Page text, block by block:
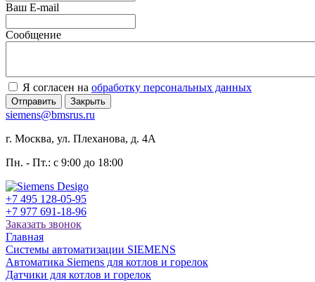
Ваш E-mail
Сообщение
Я согласен на обработку персональных данных
Отправить Закрыть
siemens@bmsrus.ru
г. Москва, ул. Плеханова, д. 4А
Пн. - Пт.: c 9:00 до 18:00
+7 495 128-05-95
+7 977 691-18-96
Заказать звонок
Главная
Системы автоматизации SIEMENS
Автоматика Siemens для котлов и горелок
Датчики для котлов и горелок